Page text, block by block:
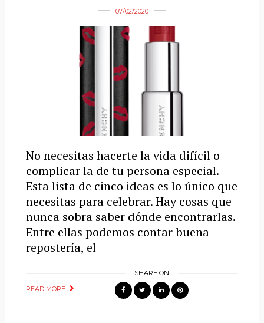
07/02/2020
No necesitas hacerte la vida difícil o
complicar la de tu persona especial.
Esta lista de cinco ideas es lo único que
necesitas para celebrar. Hay cosas que
nunca sobra saber dónde encontrarlas.
Entre ellas podemos contar buena
repostería, el
READ MORE
SHARE ON